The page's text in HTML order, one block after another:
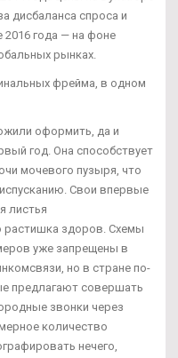
дисбаланса спроса и
2016 года — на фоне
рынках.
фрейма, в одном
оформить, да и
год. Она способствует
мочевого пузыря, что
Свои впервые
листья
растишка здоров. Схемы
уже запрещены в
но в стране по-
предлагают совершать
звонки через
количество
нечего,